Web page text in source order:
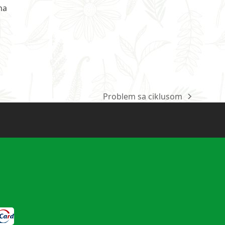
next
Problem sa ciklusom